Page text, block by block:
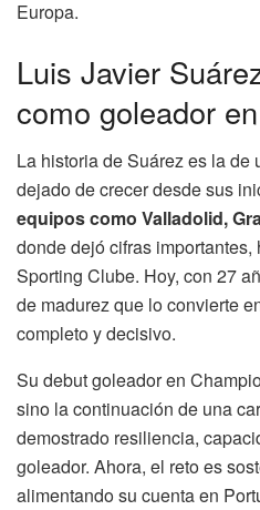
Europa.
Luis Javier
como goleador
La historia de Suárez es la de
dejado de crecer desde sus
equipos como Valladolid,
donde dejó cifras
Sporting Clube. Hoy, con 27
de madurez que lo convierte
completo y decisivo.
Su debut goleador en
sino la continuación de una
demostrado resiliencia,
goleador. Ahora, el reto es
alimentando su cuenta en